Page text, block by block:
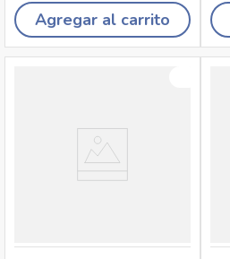
Agregar al carrito